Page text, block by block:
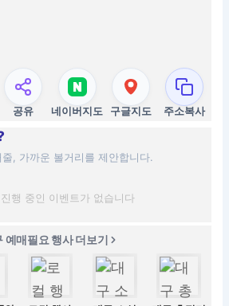
공유 네이버지도 구글지도 주소복사
, 가까운 볼거리를 제안합니다.
행 중인 이벤트가 없습니다
예매필요 행사 더보기